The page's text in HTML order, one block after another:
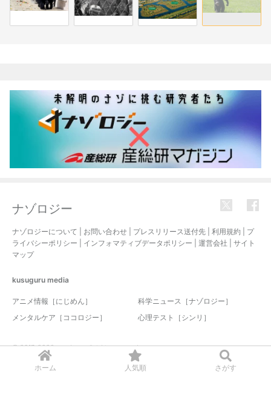
ホーム 人気順 さがす
ナゾロジー
ナゾロジーについて お問い合わせ プレスリリース送付先 利用規約
プ
ライバシーポリシー
インフォマティブデータポリシー 運営会社
サイト
マップ
kusuguru media
アニメ情報［にじめん］
科学ニュース［ナゾロジー］
メンタルケア［ココロジー］
心理テスト［シンリ］
© 2017-2026 nazology. all rights reserved.